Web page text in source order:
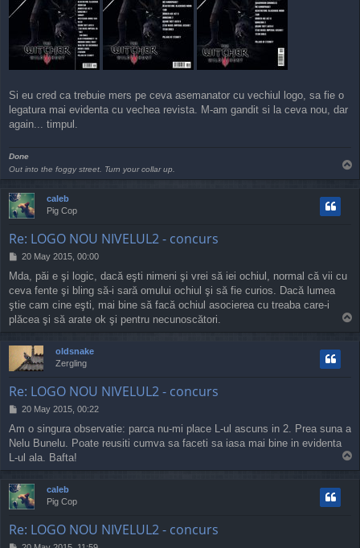
Si eu cred ca trebuie mers pe ceva asemanator cu vechiul logo, sa fie o
legatura mai evidenta cu vechea revista. M-am gandit si la ceva nou, dar
again... timpul.
Done
Out into the foggy street. Turn your collar up.
o
caleb
Pig Cop
Re: LOGO NOU NIVELUL2 - concurs
P
s
t
20 May 2015, 00:00
Mda, păi e şi logic, dacă eşti nimeni şi vrei să iei ochiul, normal că vii cu
ceva fente şi bling să-i sară omului ochiul şi să fie curios. Dacă lumea
ştie cam cine eşti, mai bine să facă ochiul asocierea cu treaba care-i
plăcea şi să arate ok şi pentru necunoscători.
oldsnake
Zergling
Re: LOGO NOU NIVELUL2 - concurs
P
s
t
20 May 2015, 00:22
Am o singura observatie: parca nu-mi place L-ul ascuns in 2. Prea suna a
Nelu Bunelu. Poate reusiti cumva sa faceti sa iasa mai bine in evidenta
L-ul ala. Bafta!
o
caleb
Pig Cop
Re: LOGO NOU NIVELUL2 - concurs